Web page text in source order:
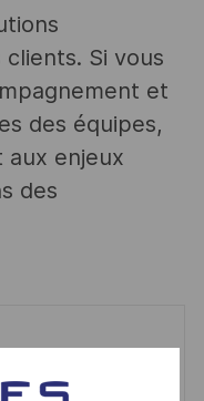
Si vous
et
des équipes,
enjeux
des